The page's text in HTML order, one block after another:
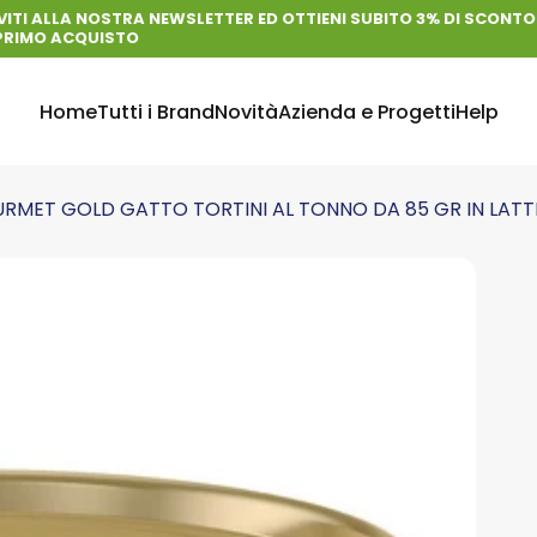
ALLA NOSTRA NEWSLETTER ED OTTIENI SUBITO 3% DI SCONTO
ACQUISTO
HomeTutti i BrandNovitàAzienda e ProgettiHelp
GOLD GATTO TORTINI AL TONNO DA 85 GR IN